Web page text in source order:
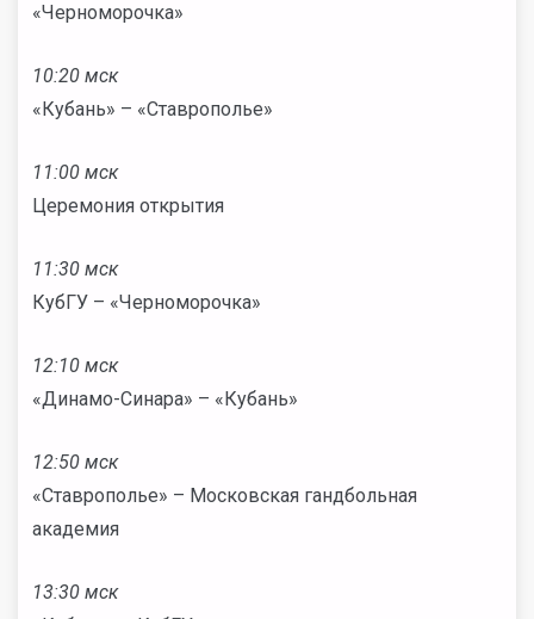
«Черноморочка»
10:20 мск
«Кубань» – «Ставрополье»
11:00 мск
Церемония открытия
11:30 мск
КубГУ – «Черноморочка»
12:10 мск
«Динамо-Синара» – «Кубань»
12:50 мск
«Ставрополье» – Московская гандбольная
академия
13:30 мск